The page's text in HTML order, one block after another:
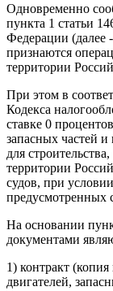
Одновременно
пункта 1 статьи
Федерации (далее
признаются
территории
При этом в
Кодекса
ставке 0
запасных частей
для
территории
судов, при
предусмотренных
На основании
документами
1) контракт
двигателей,